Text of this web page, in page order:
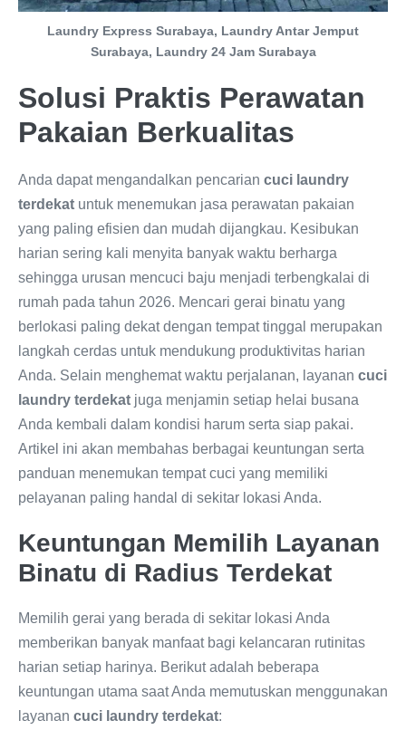
Laundry Express Surabaya, Laundry Antar Jemput
Surabaya, Laundry 24 Jam Surabaya
Solusi Praktis Perawatan
Pakaian Berkualitas
Anda dapat mengandalkan pencarian cuci laundry
terdekat untuk menemukan jasa perawatan pakaian
yang paling efisien dan mudah dijangkau. Kesibukan
harian sering kali menyita banyak waktu berharga
sehingga urusan mencuci baju menjadi terbengkalai di
rumah pada tahun 2026. Mencari gerai binatu yang
berlokasi paling dekat dengan tempat tinggal merupakan
langkah cerdas untuk mendukung produktivitas harian
Anda. Selain menghemat waktu perjalanan, layanan cuci
laundry terdekat juga menjamin setiap helai busana
Anda kembali dalam kondisi harum serta siap pakai.
Artikel ini akan membahas berbagai keuntungan serta
panduan menemukan tempat cuci yang memiliki
pelayanan paling handal di sekitar lokasi Anda.
Keuntungan Memilih Layanan
Binatu di Radius Terdekat
Memilih gerai yang berada di sekitar lokasi Anda
memberikan banyak manfaat bagi kelancaran rutinitas
harian setiap harinya. Berikut adalah beberapa
keuntungan utama saat Anda memutuskan menggunakan
layanan cuci laundry terdekat: